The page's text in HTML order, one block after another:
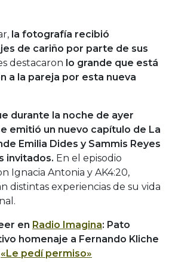
la fotografía recibió
de cariño por parte de sus
destacaron lo grande que está
a la pareja por esta nueva
durante la noche de ayer
emitió un nuevo capítulo de La
Emilia Dides y Sammis Reyes
invitados. En el episodio
Ignacia Antonia y AK4:20,
distintas experiencias de su vida
en Radio Imagina: Pato
homenaje a Fernando Kliche
«Le pedí permiso»